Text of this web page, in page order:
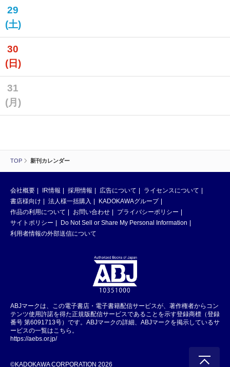
TOP 新刊カレンダー
29
(土)
30
(日)
31
(月)
会社概要 IR情報 採用情報 広告について
ライセンスについて
書店様向け
法人様一括購入
KADOKAWAグループ
作品の利用について
お問い合わせ
プライバシーポリシー
サイトポリシー
Do Not Sell or Share My Personal Information
利用者情報の外部送信について
ABJマークは、この電子書店・電子書籍配信サービスが、著作権者からコン
テンツ使用許諾を得た正規版配信サービスであることを示す登録商標（登録
番号 第6091713号）です。ABJマークの詳細、ABJマークを掲示しているサ
ービスの一覧はこちら。
https://aebs.or.jp/
©KADOKAWA CORPORATION 2026